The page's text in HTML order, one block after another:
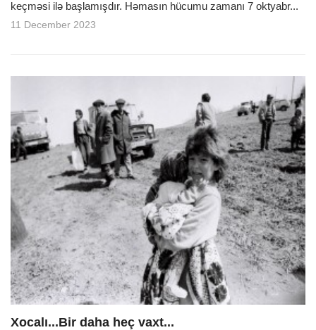
keçməsi ilə başlamışdır. Həmasın hücumu zamanı 7 oktyabr...
11 December 2023
Xocalı...Bir daha heç vaxt...